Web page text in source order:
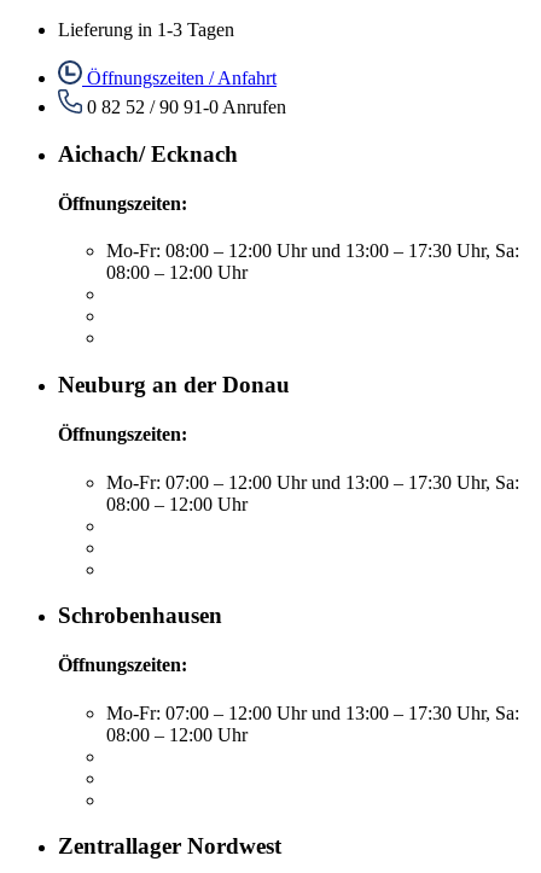
Lieferung in 1-3 Tagen
Öffnungszeiten / Anfahrt
0 82 52 / 90 91-0 Anrufen
Aichach/ Ecknach
Öffnungszeiten:
Mo-Fr: 08:00 – 12:00 Uhr und 13:00 – 17:30 Uhr, Sa:
08:00 – 12:00 Uhr
Neuburg an der Donau
Öffnungszeiten:
Mo-Fr: 07:00 – 12:00 Uhr und 13:00 – 17:30 Uhr, Sa:
08:00 – 12:00 Uhr
Schrobenhausen
Öffnungszeiten:
Mo-Fr: 07:00 – 12:00 Uhr und 13:00 – 17:30 Uhr, Sa:
08:00 – 12:00 Uhr
Zentrallager Nordwest